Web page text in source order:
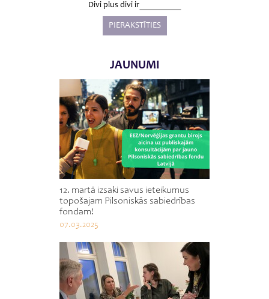
Divi plus divi ir
JAUNUMI
12. martā izsaki savus ieteikumus
topošajam Pilsoniskās sabiedrības
fondam!
07.03.2025